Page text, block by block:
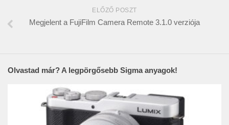
ELŐZŐ POSZT
Megjelent a FujiFilm Camera Remote 3.1.0 verziója
Olvastad már? A legpörgősebb Sigma anyagok!